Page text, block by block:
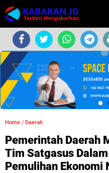
Home / Daerah
Pemerintah Daerah
Tim Satgasus
Pemulihan Ekonomi